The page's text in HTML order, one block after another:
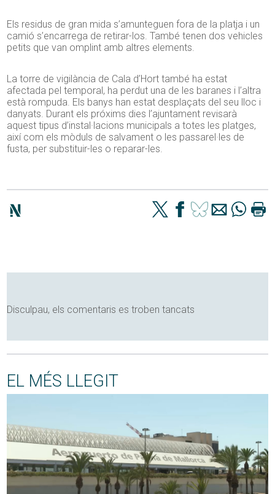
Els residus de gran mida s’amunteguen fora de la platja i un
camió s’encarrega de retirar-los. També tenen dos vehicles
petits que van omplint amb altres elements.
La torre de vigilància de Cala d’Hort també ha estat
afectada pel temporal, ha perdut una de les baranes i l’altra
està rompuda. Els banys han estat desplaçats del seu lloc i
danyats. Durant els próxims dies l’ajuntament revisarà
aquest tipus d’instal·lacions municipals a totes les platges,
així com els mòduls de salvament o les passarel·les de
fusta, per substituir-les o reparar-les.
Disculpau, els comentaris es troben tancats
EL MÉS LLEGIT